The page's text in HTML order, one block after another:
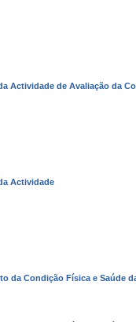
Actividade de Avaliação da
Actividade
da Condição Física e Saúde